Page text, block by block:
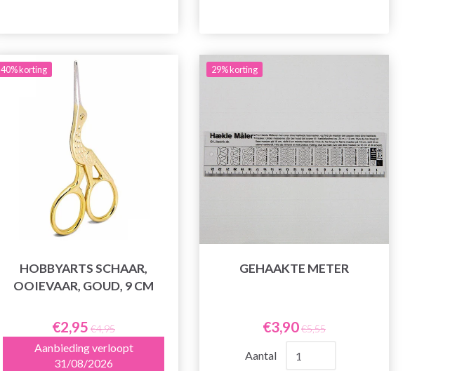
40% korting
HOBBYARTS SCHAAR,
OOIEVAAR, GOUD, 9 CM
€2,95 €4,95
Aanbieding verloopt
31/08/2026
29% korting
GEHAAKTE METER
€3,90€5,55
Aantal